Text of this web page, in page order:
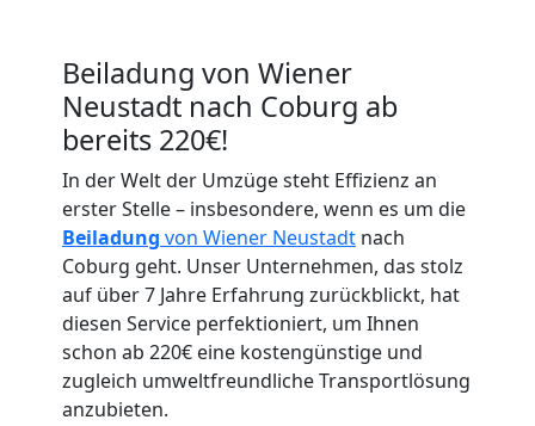
Beiladung von Wiener
Neustadt nach Coburg ab
bereits 220€!
In der Welt der Umzüge steht Effizienz an
erster Stelle – insbesondere, wenn es um die
Beiladung von Wiener Neustadt nach
Coburg geht. Unser Unternehmen, das stolz
auf über 7 Jahre Erfahrung zurückblickt, hat
diesen Service perfektioniert, um Ihnen
schon ab 220€ eine kostengünstige und
zugleich umweltfreundliche Transportlösung
anzubieten.
Umzugshelfer
Wiener
Neustadt